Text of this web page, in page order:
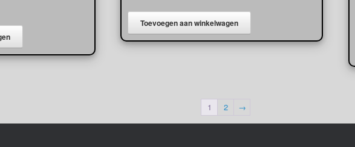
Toevoegen aan winkelwagen
1 2 →